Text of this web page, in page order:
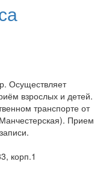
Осуществляет
взрослых и детей.
транспорте от
Прием
корп.1